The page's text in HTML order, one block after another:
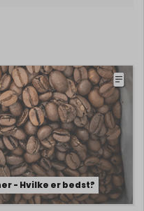
- Hvilke er bedst?